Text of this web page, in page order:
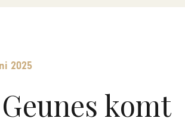
2025
komt